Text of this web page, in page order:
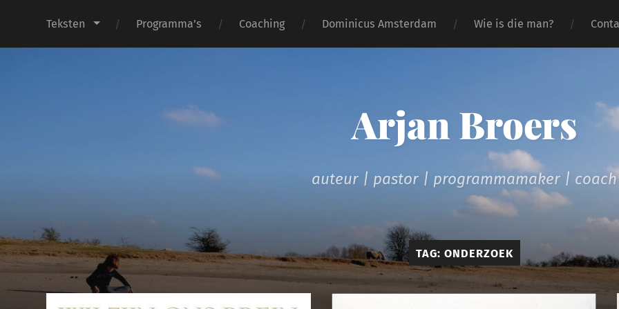
Teksten Programma’s Coaching Dominicus Amsterdam Wie is die man?
Arjan Broers
auteur | pastor | programmamaker | coach
TAG: ONDERZOEK